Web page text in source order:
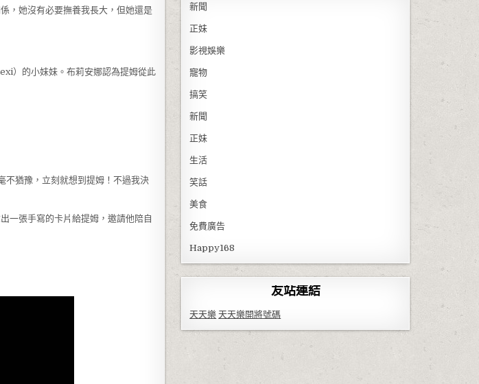
，她沒有必要撫養我長大，但她還是
）的小妹妹。布莉安娜認為提姆從此
不猶豫，立刻就想到提姆！不過我決
一張手寫的卡片給提姆，邀請他陪自
新聞
正妹
影視娛樂
寵物
搞笑
新聞
正妹
生活
笑話
美食
免費廣告
Happy168
友站連結
天天樂 天天樂開將號碼